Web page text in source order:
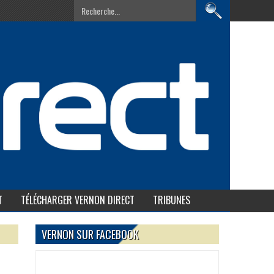
TÉLÉCHARGER VERNON DIRECT TRIBUNES
VERNON SUR FACEBOOK